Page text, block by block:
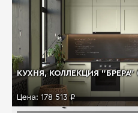
КУХНЯ, КОЛЛЕКЦИЯ "БРЕРА"
Цена: 178 513 ₽